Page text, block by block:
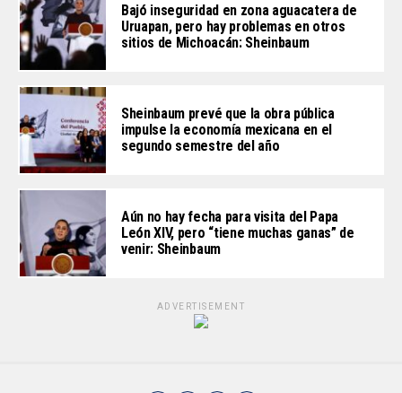
Bajó inseguridad en zona aguacatera de
Uruapan, pero hay problemas en otros
sitios de Michoacán: Sheinbaum
Sheinbaum prevé que la obra pública
impulse la economía mexicana en el
segundo semestre del año
Aún no hay fecha para visita del Papa
León XIV, pero “tiene muchas ganas” de
venir: Sheinbaum
ADVERTISEMENT